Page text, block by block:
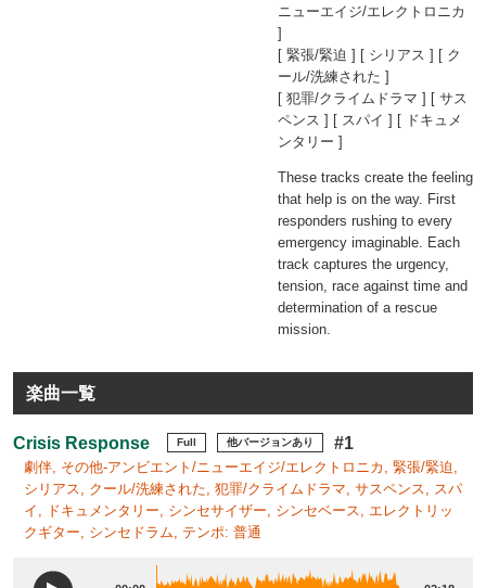
ニューエイジ/エレクトロニカ
]
[ 緊張/緊迫 ] [ シリアス ] [ ク
ール/洗練された ]
[ 犯罪/クライムドラマ ] [ サス
ペンス ] [ スパイ ] [ ドキュメ
ンタリー ]
These tracks create the feeling
that help is on the way. First
responders rushing to every
emergency imaginable. Each
track captures the urgency,
tension, race against time and
determination of a rescue
mission.
楽曲一覧
Crisis Response Full 他バージョンあり #1
劇伴, その他-アンビエント/ニューエイジ/エレクトロニカ, 緊張/緊迫,
シリアス, クール/洗練された, 犯罪/クライムドラマ, サスペンス, スパ
イ, ドキュメンタリー, シンセサイザー, シンセベース, エレクトリッ
クギター, シンセドラム, テンポ: 普通